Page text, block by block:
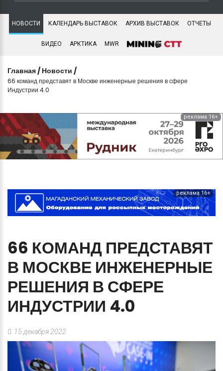
НОВОСТИ КАЛЕНДАРЬ ВЫСТАВОК АРХИВ ВЫСТАВОК ОТЧЕТЫ
ВИДЕО АРКТИКА MWR
Главная / Новости /
66 команд представят в Москве инженерные решения в сфере
Индустрии 4.0
реклама 16+
реклама 16+
66 КОМАНД ПРЕДСТАВЯТ
В МОСКВЕ ИНЖЕНЕРНЫЕ
РЕШЕНИЯ В СФЕРЕ
ИНДУСТРИИ 4.0
15 декабря 2022